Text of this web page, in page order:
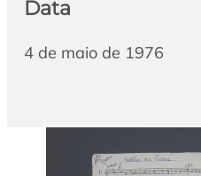
Data
4 de maio de 1976